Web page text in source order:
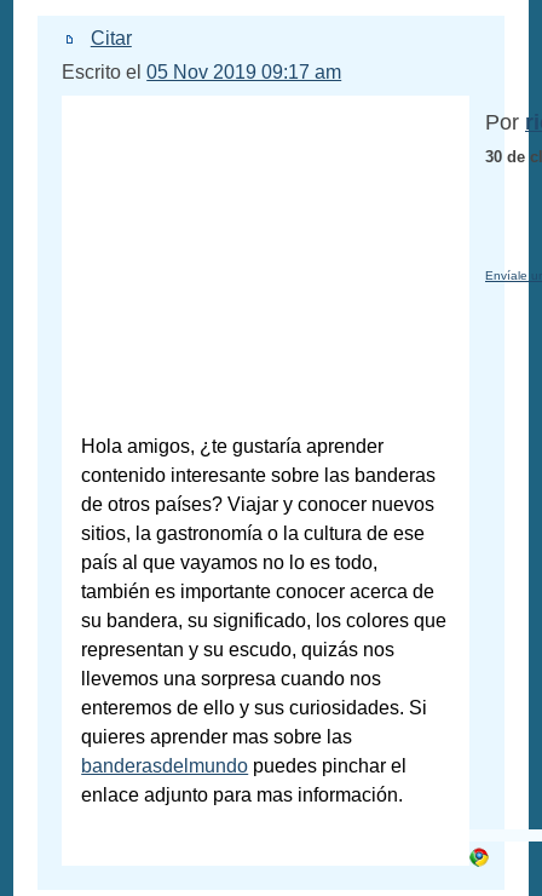
Citar
Escrito el05 Nov 2019 09:17 am
Hola amigos, ¿te gustaría aprender
contenido interesante sobre las banderas
de otros países? Viajar y conocer nuevos
sitios, la gastronomía o la cultura de ese
país al que vayamos no lo es todo,
también es importante conocer acerca de
su bandera, su significado, los colores que
representan y su escudo, quizás nos
llevemos una sorpresa cuando nos
enteremos de ello y sus curiosidades. Si
quieres aprender mas sobre las
banderasdelmundo puedes pinchar el
enlace adjunto para mas información.
Por
30 de
Envíale